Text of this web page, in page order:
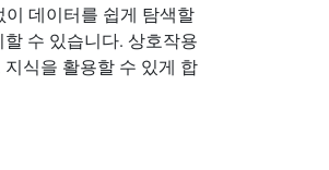
데이터를 쉽게 탐색할
수 있습니다. 상호작용
식을 활용할 수 있게 합